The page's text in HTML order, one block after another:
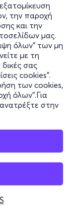
την παροχή
και την
μας.
όλων" των μη
με τη
σας
cookies".
των cookies,
όλων".Για
στην